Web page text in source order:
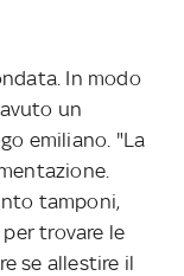
In modo
un
emiliano. "La
tamponi,
trovare le
se allestire il